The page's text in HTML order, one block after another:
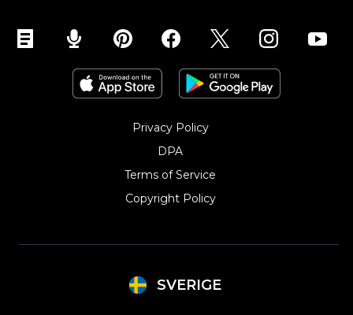
Privacy Policy
DPA
Terms of Service
Copyright Policy‎
SVERIGE